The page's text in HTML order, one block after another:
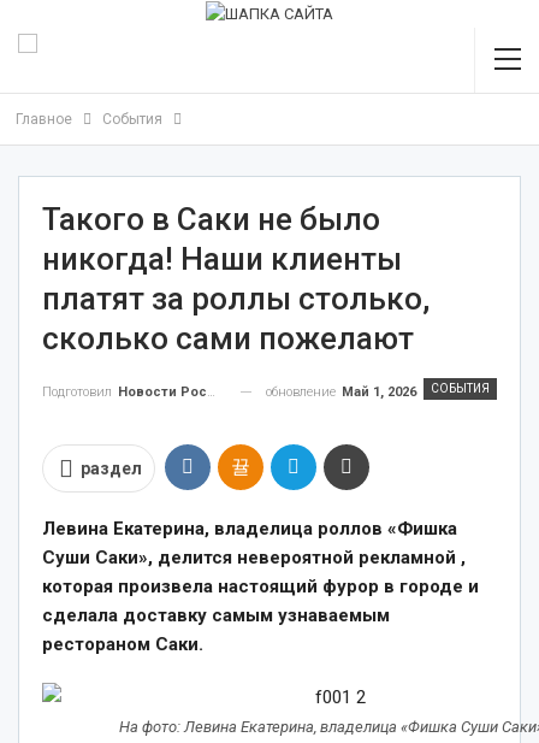
Главное События
Такого в Саки не было
никогда! Наши клиенты
платят за роллы столько,
сколько сами пожелают
СОБЫТИЯ
Подготовил Новости России обновление Май 1, 2026
раздел
Левина Екатерина, владелица роллов «Фишка
Суши Саки», делится невероятной рекламной ,
которая произвела настоящий фурор в городе и
сделала доставку самым узнаваемым
рестораном Саки.
На фото: Левина Екатерина, владелица «Фишка Суши